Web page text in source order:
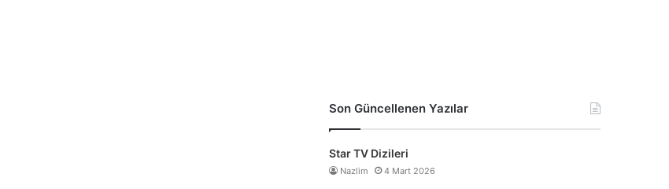
Son Güncellenen Yazılar
Star TV Dizileri
Nazlim 4 Mart 2026